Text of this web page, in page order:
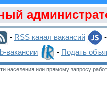
- RSS канал вакансий -
вакансии - Подать
населения или прямому запросу